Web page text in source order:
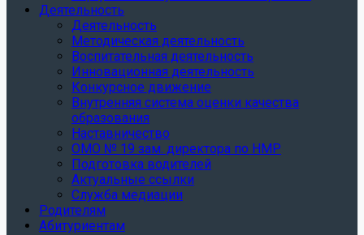
Деятельность
Деятельность
Методическая деятельность
Воспитательная деятельность
Инновационная деятельность
Конкурсное движение
Внутренняя система оценки качества
образования
Наставничество
ОМО № 19 зам. директора по НМР
Подготовка водителей
Актуальные ссылки
Служба медиации
Родителям
Абитуриентам